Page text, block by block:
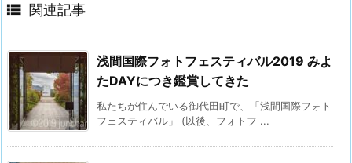
 関連記事
浅間国際フォトフェスティバル2019 みよ
たDAYにつき鑑賞してきた
私たちが住んでいる御代田町で、「浅間国際フォト
フェスティバル」 (以後、フォトフ ...